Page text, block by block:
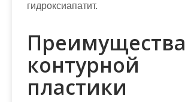
гидроксиапатит.
Преимущества
контурной
пластики